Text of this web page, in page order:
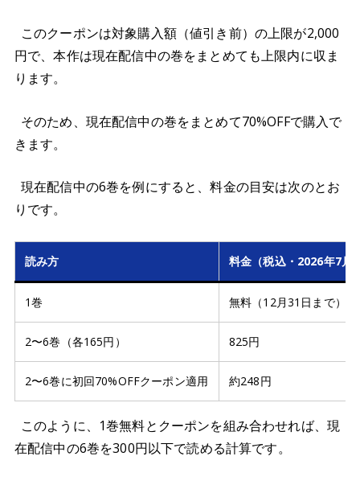
このクーポンは対象購入額（値引き前）の上限が2,000
円で、本作は現在配信中の巻をまとめても上限内に収ま
ります。
そのため、現在配信中の巻をまとめて70%OFFで購入で
きます。
現在配信中の6巻を例にすると、料金の目安は次のとお
りです。
読み方 料金（税込・2026年7月
1巻 無料（12月31日まで）
2〜6巻（各165円） 825円
2〜6巻に初回70%OFFクーポン適用 約248円
このように、1巻無料とクーポンを組み合わせれば、現
在配信中の6巻を300円以下で読める計算です。